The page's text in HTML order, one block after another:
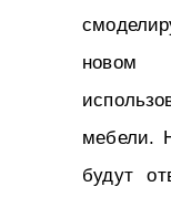
мебели.
будут